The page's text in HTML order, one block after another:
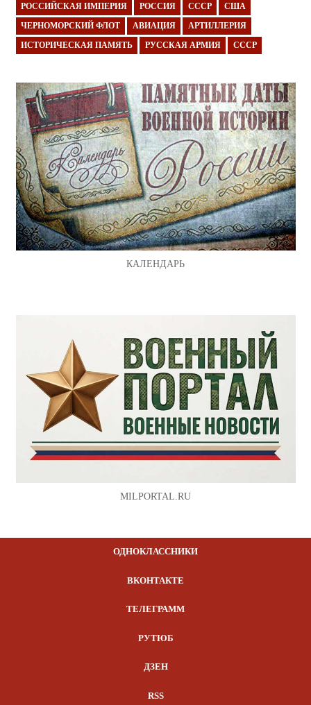
РОССИЙСКАЯ ИМПЕРИЯ РОССИЯ СССР США
ЧЕРНОМОРСКИЙ ФЛОТ АВИАЦИЯ АРТИЛЛЕРИЯ
ИСТОРИЧЕСКАЯ ПАМЯТЬ РУССКАЯ АРМИЯ СССР
КАЛЕНДАРЬ
MILPORTAL.RU
ОДНОКЛАССНИКИ
ВКОНТАКТЕ
ТЕЛЕГРАММ
РУТЮБ
ДЗЕН
RSS